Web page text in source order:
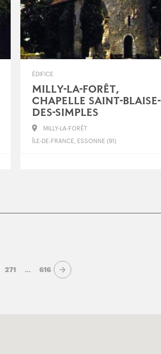
ÉDIFICE
MILLY-LA-FORÊT,
CHAPELLE SAINT-BLAISE-
DES-SIMPLES
MILLY-LA-FORÊT
ÎLE-DE-FRANCE, ESSONNE (91)
271 … 616 Page suivante